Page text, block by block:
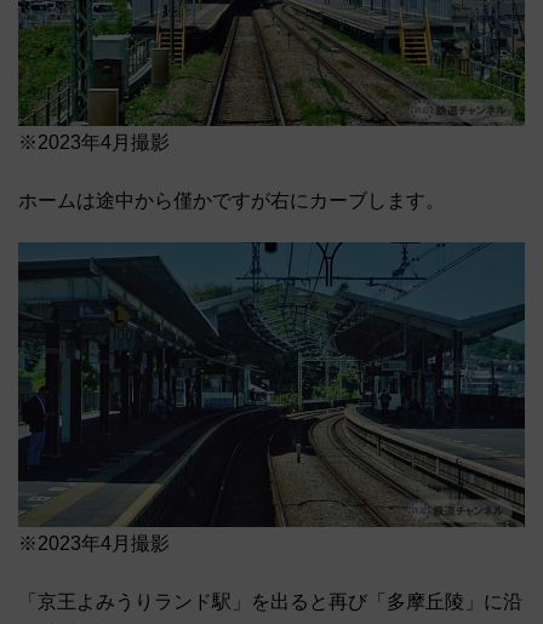
※2023年4月撮影
ホームは途中から僅かですが右にカーブします。
※2023年4月撮影
「京王よみうりランド駅」を出ると再び「多摩丘陵」に沿